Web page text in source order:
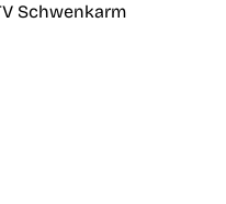
Schwenkarm